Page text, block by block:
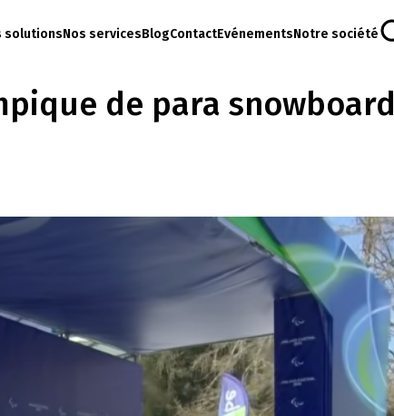
solutionsNos servicesBlogContactEvénementsNotre société
de para snowboard